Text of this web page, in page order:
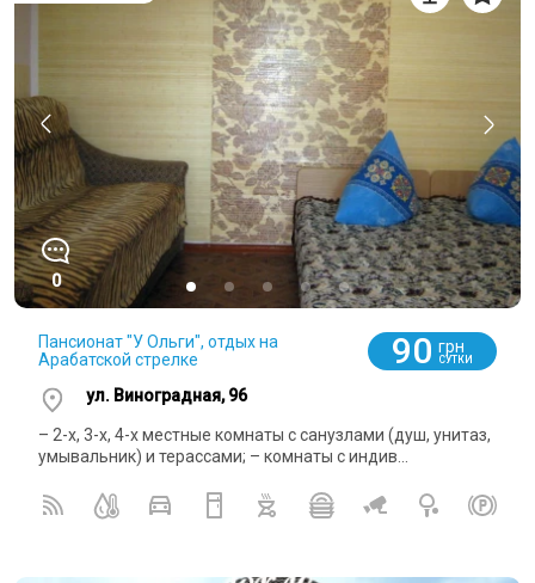
0
Пансионат "У Ольги", отдых на
Арабатской стрелке
90 грн
СУТКИ
ул. Виноградная, 96
– 2-х, 3-х, 4-х местные комнаты с санузлами (душ, унитаз,
умывальник) и терассами; – комнаты с индив...